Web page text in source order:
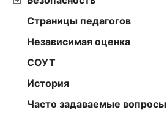
Страницы педагогов
Независимая оценка
СОУТ
История
Часто задаваемые вопросы